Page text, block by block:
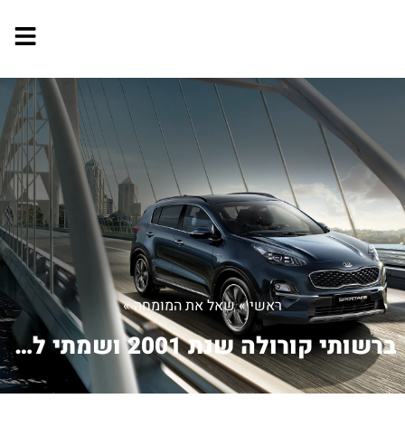
ראשי»שאל את המומחה»
ברשותי קורולה שנת 2001 ושמתי לב שצריכ...